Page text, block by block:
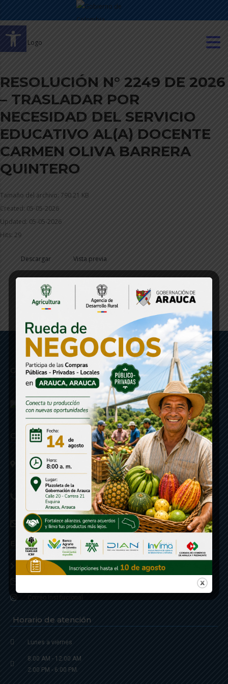
Abrir barra de herramientas
RESOLUCIÓN N° 2249 DE 2026
– TRASLADAR POR
NECESIDAD DEL SERVICIO
EDUCATIVO AL(A) DOCENTE
CARMEN OLIVA BARRERA
QUINTERO
Tamaño del archivo: 790.21 KB
Created: 05-05-2026
Updated: 05-05-2026
Hits: 29
Descargar Vista previa
Gobernación de Arauca
Contáctenos
Calle 20 - Carrera 21 Esquina
Código postal 810001
Linea de Servicio a la Ciudadania: 57- 6078851946
Linea Anticorrupción: 607885 3374
correspondencia: archivogeneral@arauca.gov.co
Enlaces
Política de Seguridad y Termino de Uso
Notificaciones judiciales: notificacionjudicial@arauca.gov.co
Horario de atención
Lunes a viernes
8:00 AM - 12:00 AM
2:00 PM - 6:00 PM.